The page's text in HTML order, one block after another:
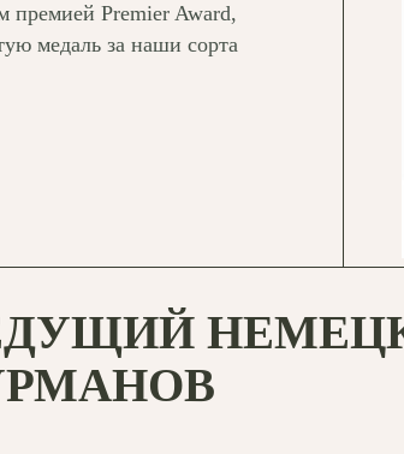
премией Premier Award,
медаль за наши сорта